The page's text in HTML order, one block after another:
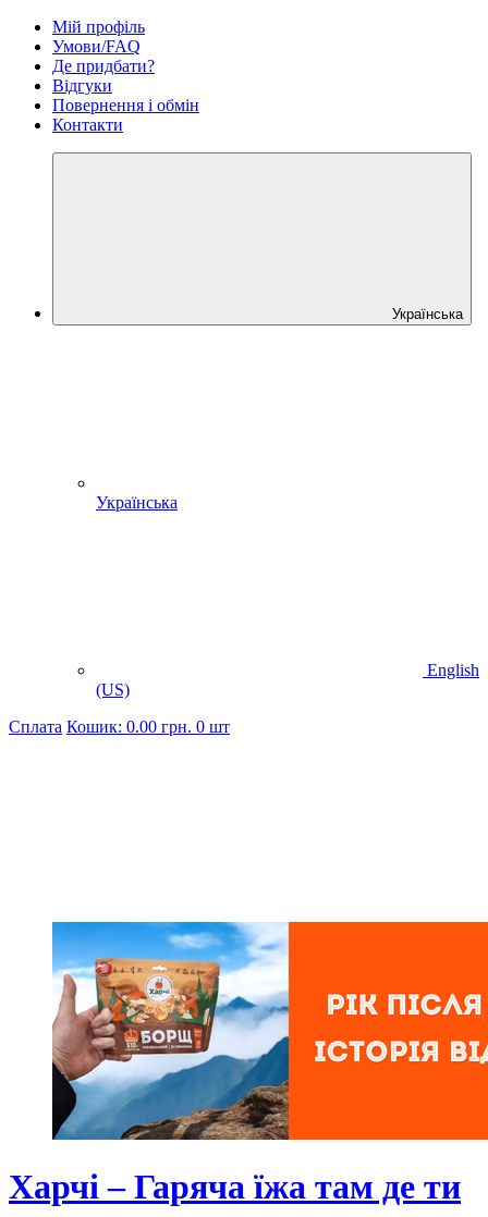
Мій профіль
Умови/FAQ
Де придбати?
Відгуки
Повернення і обмін
Контакти
Українська
Українська
English
(US)
Cплата Кошик: 0.00 грн. 0 шт
Харчі – Гаряча їжа там де ти